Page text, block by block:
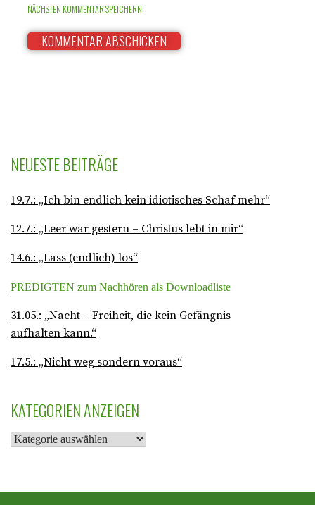
NÄCHSTEN KOMMENTAR SPEICHERN.
NEUESTE BEITRÄGE
19.7.: „Ich bin endlich kein idiotisches Schaf mehr“
12.7.: „Leer war gestern – Christus lebt in mir“
14.6.: „Lass (endlich) los“
PREDIGTEN zum Nachhören als Downloadliste
31.05.: „Nacht – Freiheit, die kein Gefängnis
aufhalten kann.“
17.5.: „Nicht weg sondern voraus“
KATEGORIEN ANZEIGEN